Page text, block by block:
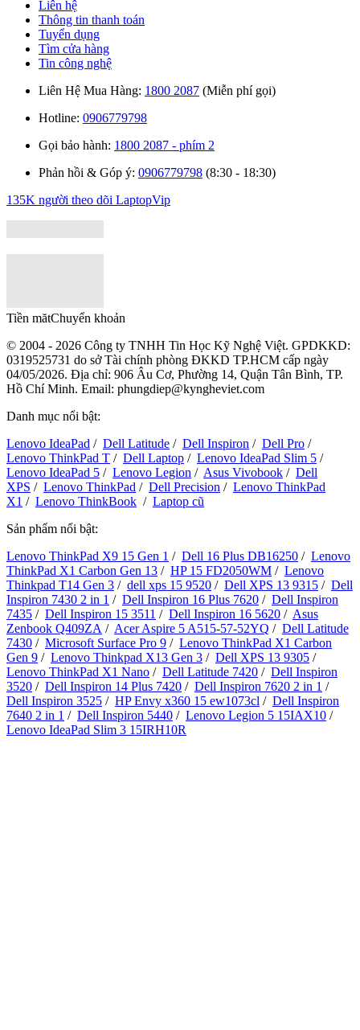
Liên hệ
Thông tin thanh toán
Tuyển dụng
Tìm cửa hàng
Tin công nghệ
Liên Hệ Mua Hàng: 1800 2087 (Miễn phí gọi)
Hotline: 0906779798
Gọi bảo hành: 1800 2087 - phím 2
Phản hồi & Góp ý: 0906779798 (8:30 - 18:30)
135K người theo dõi LaptopVip
Tiền mătChuyển khoản
© 2004 - 2026 Công ty TNHH Tin Học Kỹ Nghệ Việt. GPDKKD:
0319525731 do sở Tài chính phòng ĐKKD TP.HCM cấp ngày
04/05/2026. Địa chỉ: 906 Âu Cơ, Phường 14, Quận Tân Bình, TP.
Hồ Chí Minh. Email: phungdiep@kyngheviet.com
Danh mục nổi bật:
Lenovo IdeaPad / Dell Latitude / Dell Inspiron / Dell Pro /
Lenovo ThinkPad T / Dell Laptop / Lenovo IdeaPad Slim 5 /
Lenovo IdeaPad 5 / Lenovo Legion / Asus Vivobook / Dell
XPS / Lenovo ThinkPad / Dell Precision / Lenovo ThinkPad
X1 / Lenovo ThinkBook / Laptop cũ
Sản phẩm nổi bật:
Lenovo ThinkPad X9 15 Gen 1 / Dell 16 Plus DB16250 / Lenovo
ThinkPad X1 Carbon Gen 13 / HP 15 FD2050WM / Lenovo
Thinkpad T14 Gen 3 / dell xps 15 9520 / Dell XPS 13 9315 / Dell
Inspiron 7430 2 in 1 / Dell Inspiron 16 Plus 7620 / Dell Inspiron
7435 / Dell Inspiron 15 3511 / Dell Inspiron 16 5620 / Asus
Zenbook Q409ZA / Acer Aspire 5 A515-57-52YQ / Dell Latitude
7430 / Microsoft Surface Pro 9 / Lenovo ThinkPad X1 Carbon
Gen 9 / Lenovo Thinkpad X13 Gen 3 / Dell XPS 13 9305 /
Lenovo ThinkPad X1 Nano / Dell Latitude 7420 / Dell Inspiron
3520 / Dell Inspiron 14 Plus 7420 / Dell Inspiron 7620 2 in 1 /
Dell Inspiron 3525 / HP Envy x360 15 ew1073cl / Dell Inspiron
7640 2 in 1 / Dell Inspiron 5440 / Lenovo Legion 5 15IAX10 /
Lenovo IdeaPad Slim 3 15IRH10R